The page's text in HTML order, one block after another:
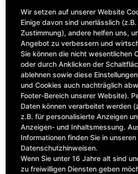
Maschine auswählen, um
MASCHINE AUSWÄHLEN
CLICK & COLLECT
Bestellungen bei Deinem
58,69 £
exkl. MwSt.
IN DEN
Wir setzen auf unserer Website
Einige davon sind unerlässlich
Zustimmung), andere helfen uns,
Angebot zu verbessern und
Sie können die nicht wesentlichen
oder durch Anklicken der
ablehnen sowie diese
und Cookies auch nachträglich
Footer-Bereich unserer Website).
Daten können verarbeitet werden
z.B. für personalisierte Anzeigen
Anzeigen- und Inhaltsmessung.
Informationen finden Sie in unseren
Datenschutzhinweisen.
Wenn Sie unter 16 Jahre alt sind
zu freiwilligen Diensten geben